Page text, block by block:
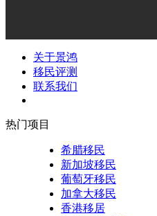
关于景鸿
移民评测
联系我们
热门项目
希腊移民
新加坡移民
葡萄牙移民
加拿大移民
香港移居